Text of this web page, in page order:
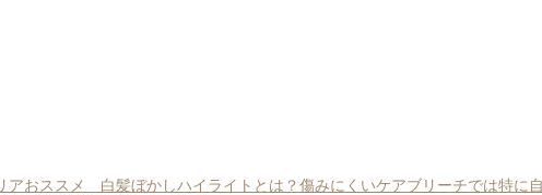
おススメ 白髪ぼかしハイライトとは？傷みにくいケアブリーチでは特に自